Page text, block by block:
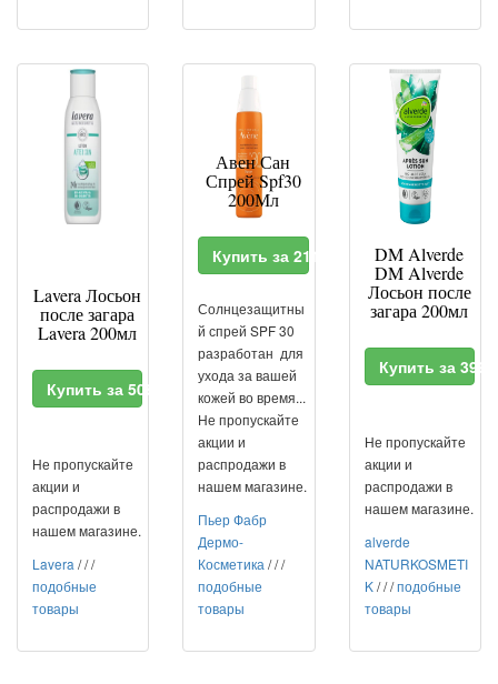
Lavera Лосьон
после загара
Lavera 200мл
Купить за 5080 RUR
Не пропускайте
акции и
распродажи в
нашем магазине.
Lavera ///
подобные
товары
Авен Сан
Спрей Spf30
200Мл
Купить за 2112 RUR
Солнцезащитны
й спрей SPF 30
разработан для
ухода за вашей
кожей во время...
Не пропускайте
акции и
распродажи в
нашем магазине.
Пьер Фабр
Дермо-
Косметика ///
подобные
товары
DM Alverde
DM Alverde
Лосьон после
загара 200мл
Купить за
Не пропускайте
акции и
распродажи в
нашем магазине.
alverde
NATURKOSMETI
K///подобные
товары